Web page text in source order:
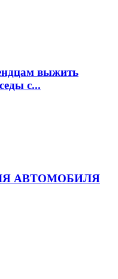
выжить
с...
АВТОМОБИЛЯ